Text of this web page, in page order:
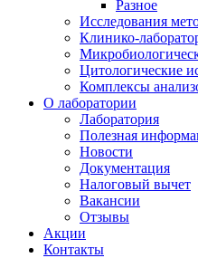
Разное
Исследования
Клинико-
Цитологические
Комплексы
О лаборатории
Лаборатория
Полезная
Новости
Документация
Налоговый вычет
Вакансии
Отзывы
Акции
Контакты